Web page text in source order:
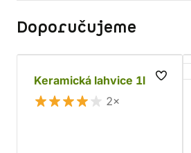
Doporučujeme
Keramická lahvice 1l
2×